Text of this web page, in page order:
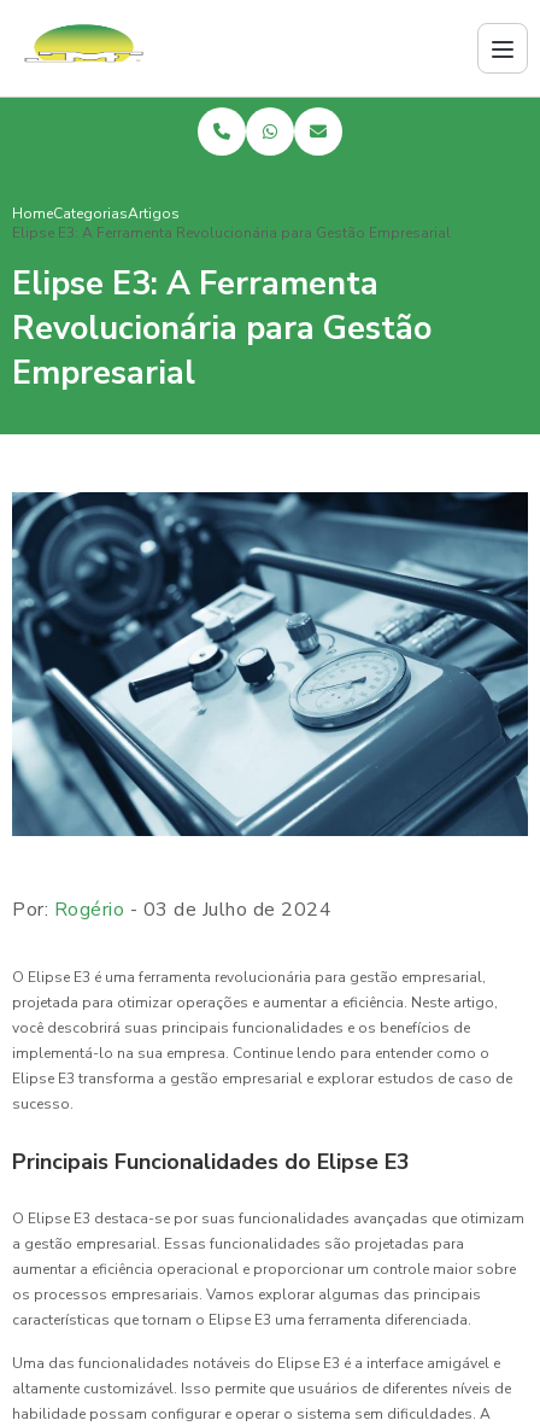
HomeCategoriasArtigos
Elipse E3: A Ferramenta Revolucionária para Gestão Empresarial
Elipse E3: A Ferramenta
Revolucionária para Gestão
Empresarial
Por: Rogério - 03 de Julho de 2024
O Elipse E3 é uma ferramenta revolucionária para gestão empresarial,
projetada para otimizar operações e aumentar a eficiência. Neste artigo,
você descobrirá suas principais funcionalidades e os benefícios de
implementá-lo na sua empresa. Continue lendo para entender como o
Elipse E3 transforma a gestão empresarial e explorar estudos de caso de
sucesso.
Principais Funcionalidades do Elipse E3
O Elipse E3 destaca-se por suas funcionalidades avançadas que otimizam
a gestão empresarial. Essas funcionalidades são projetadas para
aumentar a eficiência operacional e proporcionar um controle maior sobre
os processos empresariais. Vamos explorar algumas das principais
características que tornam o Elipse E3 uma ferramenta diferenciada.
Uma das funcionalidades notáveis do Elipse E3 é a interface amigável e
altamente customizável. Isso permite que usuários de diferentes níveis de
habilidade possam configurar e operar o sistema sem dificuldades. A